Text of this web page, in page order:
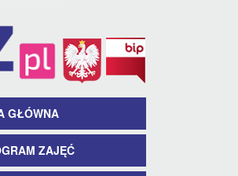
GŁÓWNA
ZAJĘĆ